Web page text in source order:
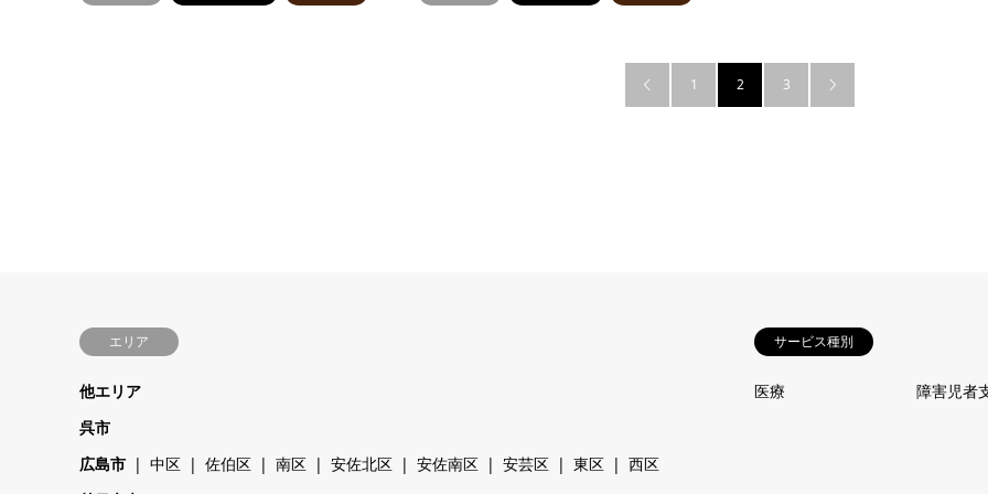
 1 2 3 
エリア
他エリア
呉市
広島市
中区 佐伯区 南区 安佐北区 安佐南区 安芸区 東区
西区
サービス種別
医療 障害児者